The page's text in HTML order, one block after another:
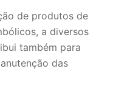
de produtos de
a diversos
também para
das